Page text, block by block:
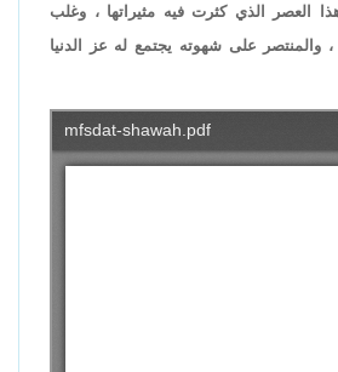
العصر الذي كثرت فيه مثيراتها ، وغلب
والمنتصر على شهوته يجتمع له عز الدنيا